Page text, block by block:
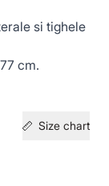
si tighele
cm.
Size chart